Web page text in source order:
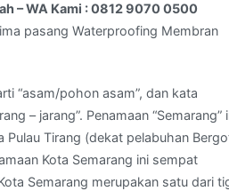
– WA Kami : 0812 9070 0500
pasang Waterproofing Membran
“asam/pohon asam”, dan kata
– jarang”. Penamaan “Semarang”
Tirang (dekat pelabuhan
Kota Semarang ini sempat
Semarang merupakan satu dari